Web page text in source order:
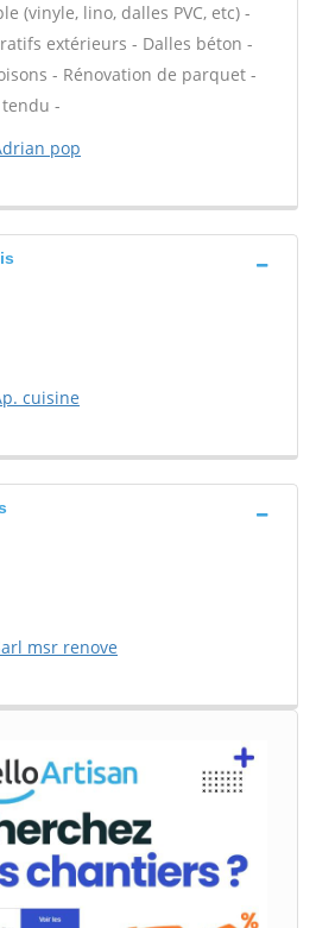
(vinyle, lino, dalles PVC, etc) -
extérieurs - Dalles béton -
- Rénovation de parquet -
-
pop
cuisine
msr renove